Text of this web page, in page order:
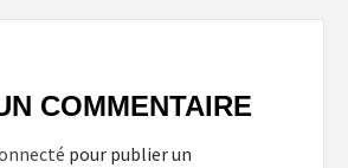
COMMENTAIRE
pour publier un